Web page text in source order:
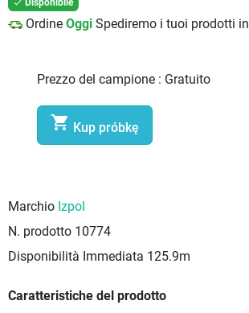
 Disponibile
Ordine Oggi Spediremo i tuoi prodotti in
Prezzo del campione : Gratuito
 Kup próbkę
Marchio Izpol
N. prodotto 10774
Disponibilità Immediata 125.9m
Caratteristiche del prodotto